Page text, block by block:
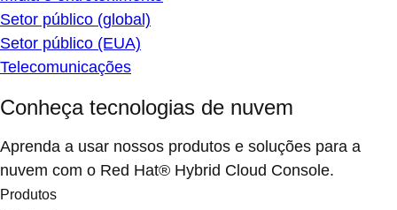
Setor público (global)
Setor público (EUA)
Telecomunicações
Conheça tecnologias de nuvem
Aprenda a usar nossos produtos e soluções para a
nuvem com o Red Hat® Hybrid Cloud Console.
Produtos